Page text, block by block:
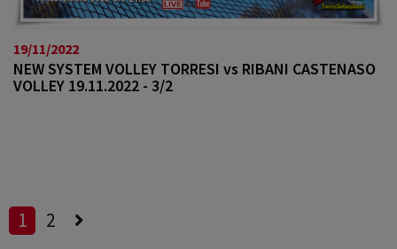
19/11/2022
NEW SYSTEM VOLLEY TORRESI vs RIBANI CASTENASO
VOLLEY 19.11.2022 - 3/2
1 2